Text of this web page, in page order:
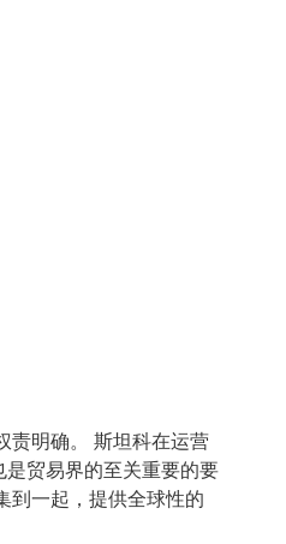
责明确。 斯坦科在运营
贸易界的至关重要的要
到一起，提供全球性的